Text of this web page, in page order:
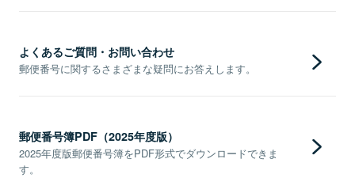
よくあるご質問・お問い合わせ
郵便番号に関するさまざまな疑問にお答えします。
郵便番号簿PDF（2025年度版）
2025年度版郵便番号簿をPDF形式でダウンロードできま
す。